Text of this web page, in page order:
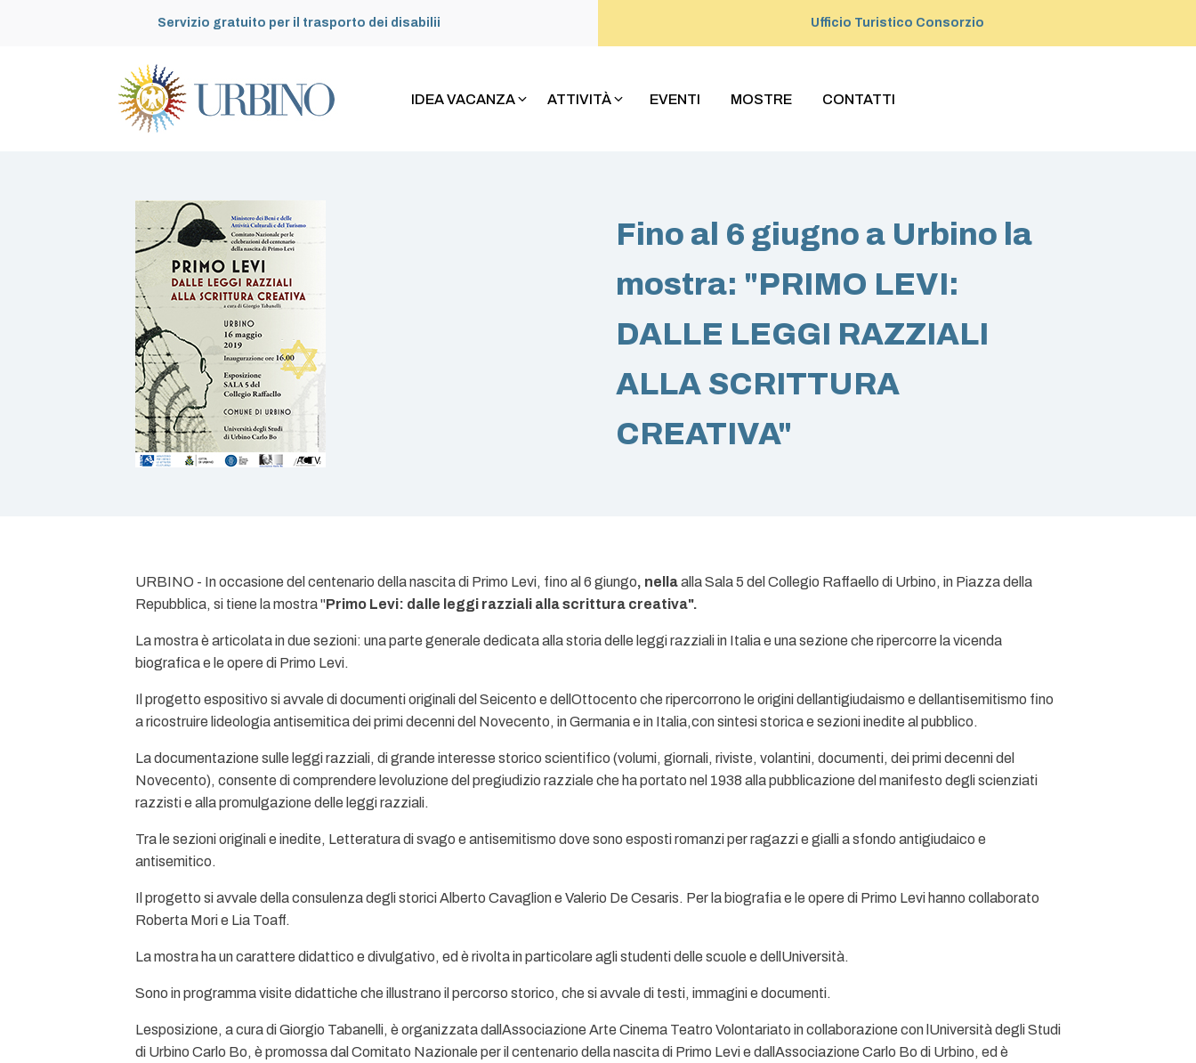
Servizio gratuito per il trasporto dei disabilii Ufficio Turistico Consorzio
IDEA VACANZA ATTIVITÀ EVENTI MOSTRE CONTATTI
Fino al 6 giugno a Urbino la
mostra: "PRIMO LEVI:
DALLE LEGGI RAZZIALI
ALLA SCRITTURA
CREATIVA"
URBINO - In occasione del centenario della nascita di Primo Levi, fino al 6 giungo, nellaalla Sala 5 del Collegio Raffaello di Urbino, in Piazza della
Repubblica, si tiene la mostra "Primo Levi: dalle leggi razziali alla scrittura creativa".
La mostra è articolata in due sezioni: una parte generale dedicata alla storia delle leggi razziali in Italia e una sezione che ripercorre la vicenda
biografica e le opere di Primo Levi.
Il progetto espositivo si avvale di documenti originali del Seicento e dellOttocento che ripercorrono le origini dellantigiudaismo e dellantisemitismo fino
a ricostruire lideologia antisemitica dei primi decenni del Novecento, in Germania e in Italia,con sintesi storica e sezioni inedite al pubblico.
La documentazione sulle leggi razziali, di grande interesse storico scientifico (volumi, giornali, riviste, volantini, documenti, dei primi decenni del
Novecento), consente di comprendere levoluzione del pregiudizio razziale che ha portato nel 1938 alla pubblicazione del manifesto degli scienziati
razzisti e alla promulgazione delle leggi razziali.
Tra le sezioni originali e inedite, Letteratura di svago e antisemitismo dove sono esposti romanzi per ragazzi e gialli a sfondo antigiudaico e
antisemitico.
Il progetto si avvale della consulenza degli storici Alberto Cavaglion e Valerio De Cesaris. Per la biografia e le opere di Primo Levi hanno collaborato
Roberta Mori e Lia Toaff.
La mostra ha un carattere didattico e divulgativo, ed è rivolta in particolare agli studenti delle scuole e dellUniversità.
Sono in programma visite didattiche che illustrano il percorso storico, che si avvale di testi, immagini e documenti.
Lesposizione, a cura di Giorgio Tabanelli, è organizzata dallAssociazione Arte Cinema Teatro Volontariato in collaborazione con lUniversità degli Studi
di Urbino Carlo Bo, è promossa dal Comitato Nazionale per il centenario della nascita di Primo Levi e dallAssociazione Carlo Bo di Urbino, ed è